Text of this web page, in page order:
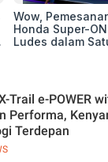
Wow,
Honda Super-
Ludes dalam
Trail e-POWER
Performa,
Terdepan